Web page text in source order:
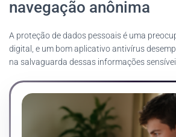
navegação anônima
A proteção de dados pessoais é uma
digital, e um bom aplicativo antivírus
na salvaguarda dessas informações